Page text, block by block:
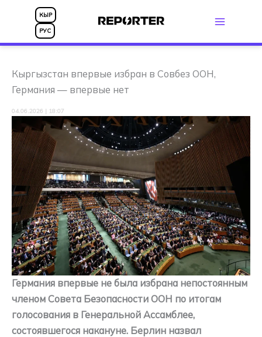
Перейти
содержимому
КЫР
РУС
Кыргызстан впервые избран в Совбез ООН,
Германия — впервые нет
04.06.2026 | 18:07
Германия впервые не была избрана непостоянным
членом Совета Безопасности ООН по итогам
голосования в Генеральной Ассамблее,
состоявшегося накануне. Берлин назвал